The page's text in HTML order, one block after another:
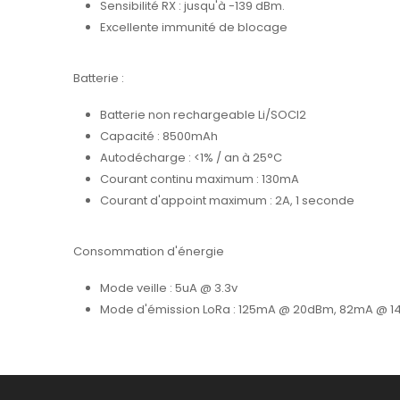
Sensibilité RX : jusqu'à -139 dBm.
Excellente immunité de blocage
Batterie :
Batterie non rechargeable Li/SOCI2
Capacité : 8500mAh
Autodécharge : <1% / an à 25°C
Courant continu maximum : 130mA
Courant d'appoint maximum : 2A, 1 seconde
Consommation d'énergie
Mode veille : 5uA @ 3.3v
Mode d'émission LoRa : 125mA @ 20dBm, 82mA @